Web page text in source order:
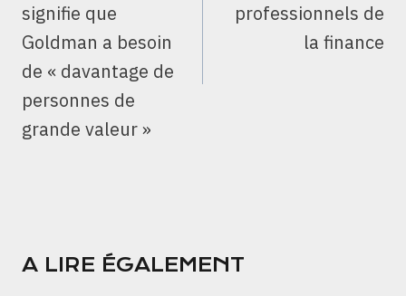
signifie que
Goldman a besoin
de « davantage de
personnes de
grande valeur »
professionnels de
la finance
A LIRE ÉGALEMENT